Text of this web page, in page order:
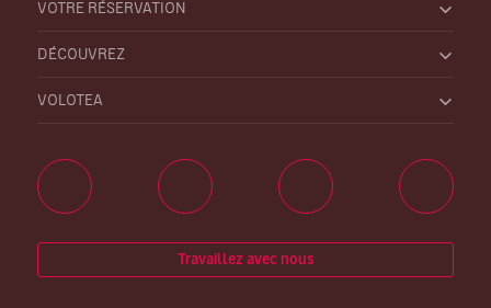
VOTRE RÉSERVATION
DÉCOUVREZ
VOLOTEA
Travaillez avec nous